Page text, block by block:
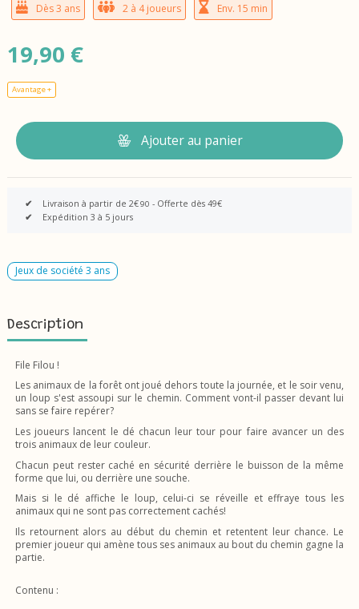
Dès 3 ans 2 à 4 joueurs Env. 15 min
19,90 €
Avantage +
Ajouter au panier
✔ Livraison à partir de 2€90 - Offerte dès 49€
✔
Expédition 3 à 5 jours
Jeux de société 3 ans
Description
File Filou !
Les animaux de la forêt ont joué dehors toute la journée, et le soir venu,
un loup s'est assoupi sur le chemin. Comment vont-il passer devant lui
sans se faire repérer?
Les joueurs lancent le dé chacun leur tour pour faire avancer un des
trois animaux de leur couleur.
Chacun peut rester caché en sécurité derrière le buisson de la même
forme que lui, ou derrière une souche.
Mais si le dé affiche le loup, celui-ci se réveille et effraye tous les
animaux qui ne sont pas correctement cachés!
Ils retournent alors au début du chemin et retentent leur chance. Le
premier joueur qui amène tous ses animaux au bout du chemin gagne la
partie.
Contenu :